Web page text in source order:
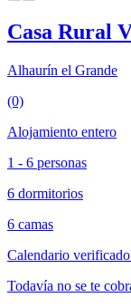
Casa Rural
Alhaurín el Grande
(0)
Alojamiento entero
1 - 6 personas
6 dormitorios
6 camas
Calendario verificado
Todavía no se te